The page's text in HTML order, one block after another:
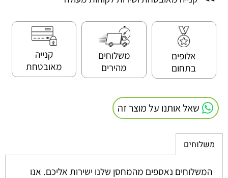
אלופים
בתחום
משלוחים
מהירים
קנייה
מאובטחת
שאל אותנו על מוצר זה
משלוחים
המשלוחים נאספים מהמחסן שלנו ישירות אליכם. אנו